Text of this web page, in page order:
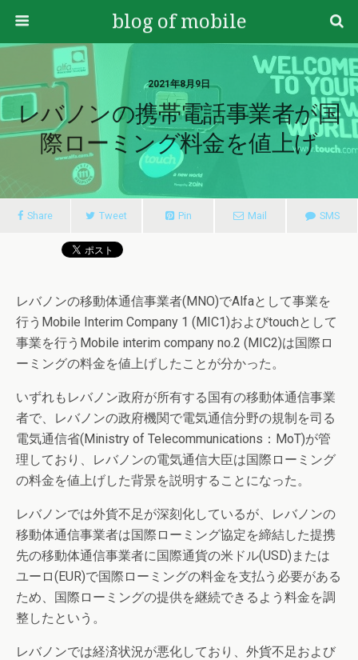
blog of mobile
2021年8月9日
レバノンの携帯電話事業者が国
際ローミング料金を値上げ
Share Tweet Pin Mail SMS
レバノンの移動体通信事業者(MNO)でAlfaとして事業を
行うMobile Interim Company 1 (MIC1)およびtouchとして
事業を行うMobile interim company no.2 (MIC2)は国際ロ
ーミングの料金を値上げしたことが分かった。
いずれもレバノン政府が所有する国有の移動体通信事業
者で、レバノンの政府機関で電気通信分野の規制を司る
電気通信省(Ministry of Telecommunications：MoT)が管
理しており、レバノンの電気通信大臣は国際ローミング
の料金を値上げした背景を説明することになった。
レバノンでは外貨不足が深刻化しているが、レバノンの
移動体通信事業者は国際ローミング協定を締結した提携
先の移動体通信事業者に国際通貨の米ドル(USD)または
ユーロ(EUR)で国際ローミングの料金を支払う必要がある
ため、国際ローミングの提供を継続できるよう料金を調
整したという。
レバノンでは経済状況が悪化しており、外貨不足および